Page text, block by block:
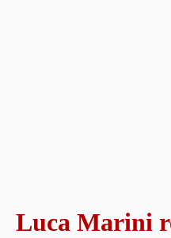
Luca Marini